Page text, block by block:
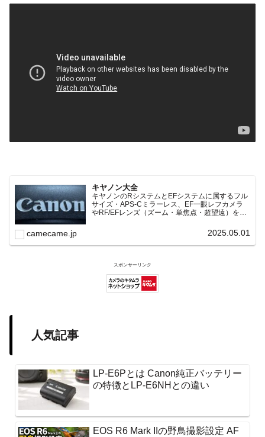
キヤノン大全
キヤノンのRシステムとEFシステムに属するフル
サイズ・APS-Cミラーレス、EF一眼レフカメラ
やRF/EFレンズ（ズーム・単焦点・超望遠）をカ
常に機種の内部リンク設計で回遊性向上と快適表
camecame.jp 2025.05.01
スポンサーリンク
人気記事
LP-E6Pとは Canon純正バッテリー
の特徴とLP-E6NHとの違い
EOS R6 Mark IIの野鳥撮影設定 AF